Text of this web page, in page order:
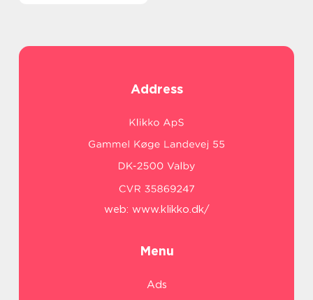
Address
web: www.klikko.dk/
Menu
Ads